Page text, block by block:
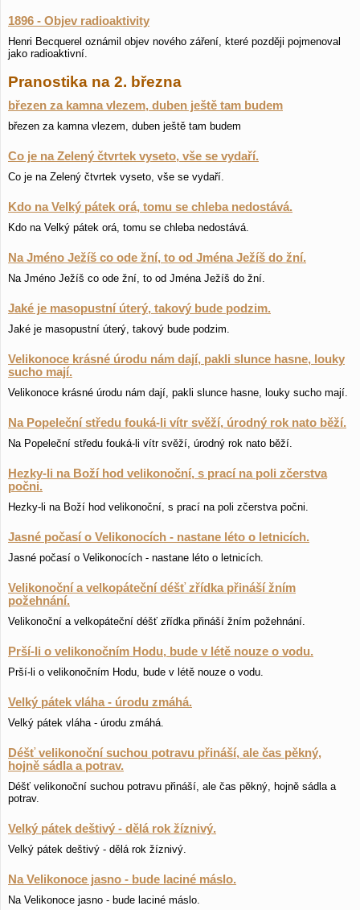
1896 - Objev radioaktivity
Henri Becquerel oznámil objev nového záření, které později pojmenoval
jako radioaktivní.
Pranostika na 2. března
březen za kamna vlezem, duben ještě tam budem
březen za kamna vlezem, duben ještě tam budem
Co je na Zelený čtvrtek vyseto, vše se vydaří.
Co je na Zelený čtvrtek vyseto, vše se vydaří.
Kdo na Velký pátek orá, tomu se chleba nedostává.
Kdo na Velký pátek orá, tomu se chleba nedostává.
Na Jméno Ježíš co ode žní, to od Jména Ježíš do žní.
Na Jméno Ježíš co ode žní, to od Jména Ježíš do žní.
Jaké je masopustní úterý, takový bude podzim.
Jaké je masopustní úterý, takový bude podzim.
Velikonoce krásné úrodu nám dají, pakli slunce hasne, louky
sucho mají.
Velikonoce krásné úrodu nám dají, pakli slunce hasne, louky sucho mají.
Na Popeleční středu fouká-li vítr svěží, úrodný rok nato běží.
Na Popeleční středu fouká-li vítr svěží, úrodný rok nato běží.
Hezky-li na Boží hod velikonoční, s prací na poli zčerstva
počni.
Hezky-li na Boží hod velikonoční, s prací na poli zčerstva počni.
Jasné počasí o Velikonocích - nastane léto o letnicích.
Jasné počasí o Velikonocích - nastane léto o letnicích.
Velikonoční a velkopáteční déšť zřídka přináší žním
požehnání.
Velikonoční a velkopáteční déšť zřídka přináší žním požehnání.
Prší-li o velikonočním Hodu, bude v létě nouze o vodu.
Prší-li o velikonočním Hodu, bude v létě nouze o vodu.
Velký pátek vláha - úrodu zmáhá.
Velký pátek vláha - úrodu zmáhá.
Déšť velikonoční suchou potravu přináší, ale čas pěkný,
hojně sádla a potrav.
Déšť velikonoční suchou potravu přináší, ale čas pěkný, hojně sádla a
potrav.
Velký pátek deštivý - dělá rok žíznivý.
Velký pátek deštivý - dělá rok žíznivý.
Na Velikonoce jasno - bude laciné máslo.
Na Velikonoce jasno - bude laciné máslo.